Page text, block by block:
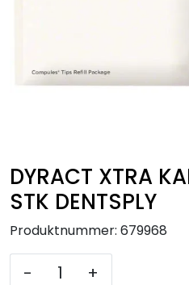
DYRACT XTRA
STK DENTSPLY
Produktnummer: 679968
- +